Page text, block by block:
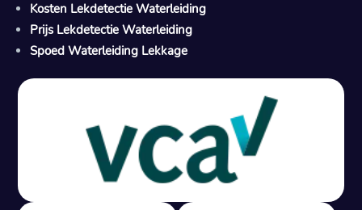
M
Gratis offerte in 24 uur
Kosten Lekdetectie Waterleiding
Prijs Lekdetectie Waterleiding
Spoed Waterleiding Lekkage